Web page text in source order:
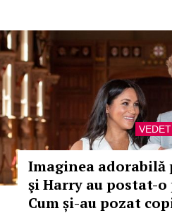
Imaginea adorabilă
şi Harry au postat-o
Cum și-au pozat